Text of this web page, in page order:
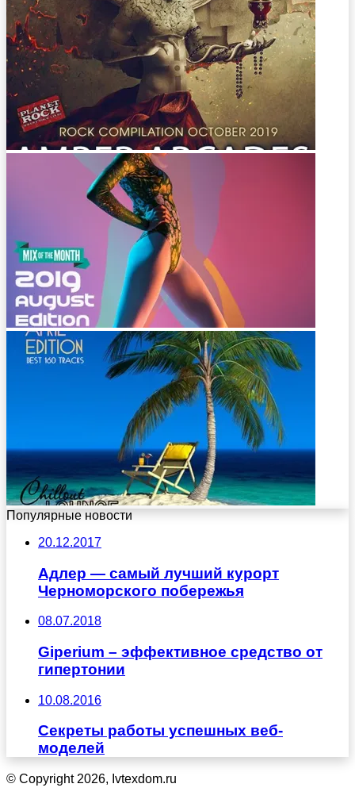
Популярные новости
20.12.2017
Адлер — самый лучший курорт
Черноморского побережья
08.07.2018
Giperium – эффективное средство от
гипертонии
10.08.2016
Секреты работы успешных веб-
моделей
© Copyright 2026, Ivtexdom.ru